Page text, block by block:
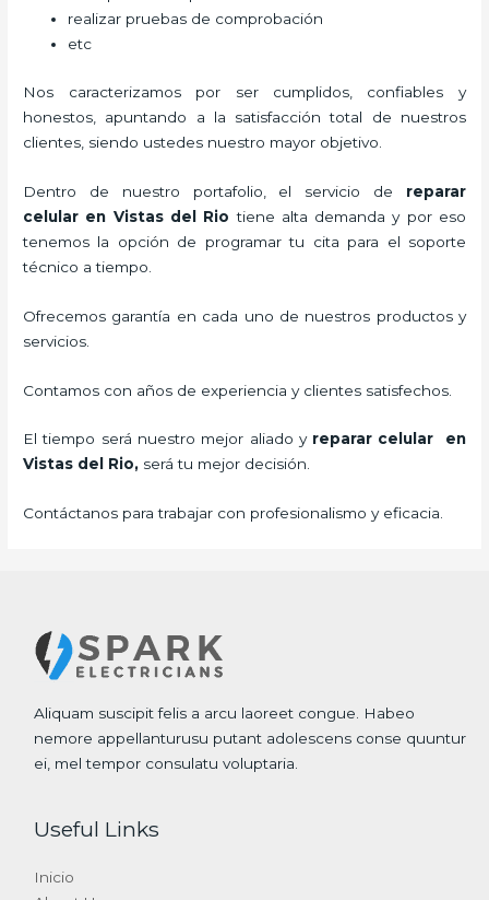
realizar pruebas de comprobación
etc
Nos caracterizamos por ser cumplidos, confiables y
honestos, apuntando a la satisfacción total de nuestros
clientes, siendo ustedes nuestro mayor objetivo.
Dentro de nuestro portafolio, el servicio de reparar
celular en Vistas del Rio tiene alta demanda y por eso
tenemos la opción de programar tu cita para el soporte
técnico a tiempo.
Ofrecemos garantía en cada uno de nuestros productos y
servicios.
Contamos con años de experiencia y clientes satisfechos.
El tiempo será nuestro mejor aliado y reparar celular en
Vistas del Rio, será tu mejor decisión.
Contáctanos para trabajar con profesionalismo y eficacia.
Aliquam suscipit felis a arcu laoreet congue. Habeo
nemore appellanturusu putant adolescens conse quuntur
ei, mel tempor consulatu voluptaria.
Useful Links
Inicio